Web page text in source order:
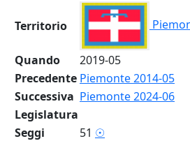
Territorio
Quando
2019-05
Precedente Piemonte 2014-05
Successiva Piemonte 2024-06
Legislatura
Seggi
51 ☉